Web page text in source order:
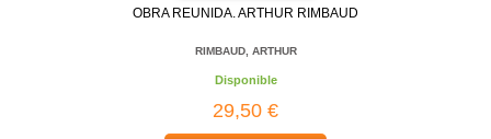
OBRA REUNIDA. ARTHUR RIMBAUD
RIMBAUD, ARTHUR
Disponible
29,50 €